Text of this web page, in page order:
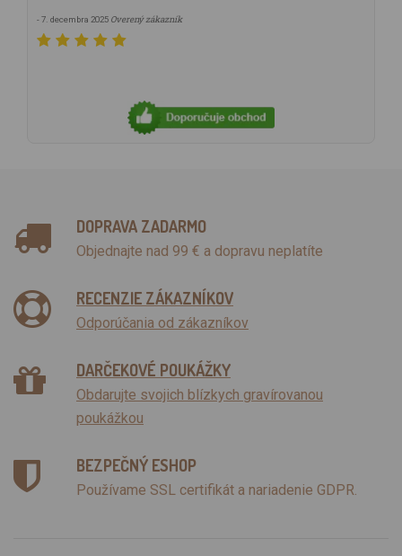
- 7. decembra 2025 Overený zákazník
DOPRAVA ZADARMO
Objednajte nad 99 € a dopravu neplatíte
RECENZIE ZÁKAZNÍKOV
Odporúčania od zákazníkov
DARČEKOVÉ POUKÁŽKY
Obdarujte svojich blízkych gravírovanou
poukážkou
BEZPEČNÝ ESHOP
Používame SSL certifikát a nariadenie GDPR.